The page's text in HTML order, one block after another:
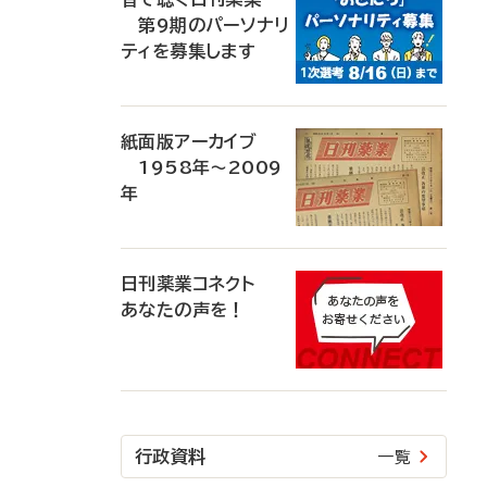
第9期のパーソナリ
ティを募集します
紙面版アーカイブ
1958年～2009
年
日刊薬業コネクト
あなたの声を！
行政資料 一覧